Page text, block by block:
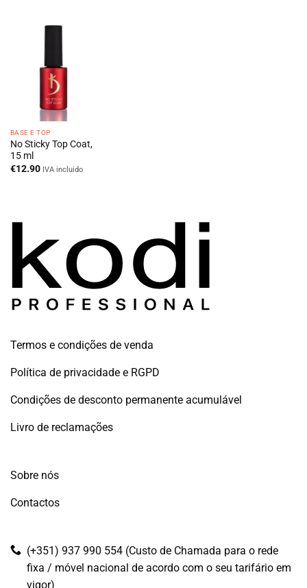
BASE E TOP
No Sticky Top Coat,
15 ml
€12.90 IVA incluido
Termos e condições de venda
Política de privacidade e RGPD
Condições de desconto permanente acumulável
Livro de reclamações
Sobre nós
Contactos
(+351) 937 990 554 (Custo de Chamada para o rede
fixa / móvel nacional de acordo com o seu tarifário em
vigor)